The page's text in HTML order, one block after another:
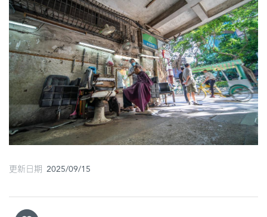
門
搜
索
古
地
圖
閣
廟
更新日期 2025/09/15